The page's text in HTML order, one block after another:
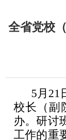
全省党校
5月21
校长（副
办。研讨
工作的重